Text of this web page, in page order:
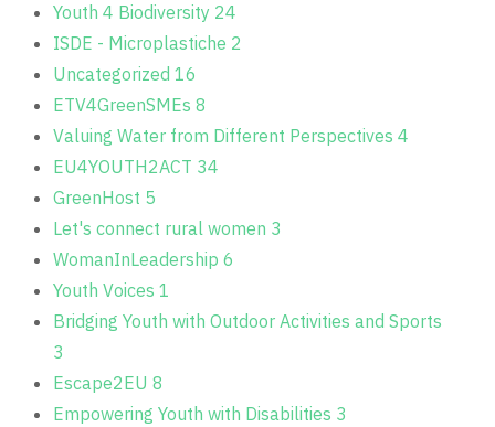
Youth 4 Biodiversity 24
ISDE - Microplastiche 2
Uncategorized 16
ETV4GreenSMEs 8
Valuing Water from Different Perspectives 4
EU4YOUTH2ACT 34
GreenHost 5
Let's connect rural women 3
WomanInLeadership 6
Youth Voices 1
Bridging Youth with Outdoor Activities and Sports
3
Escape2EU 8
Empowering Youth with Disabilities 3